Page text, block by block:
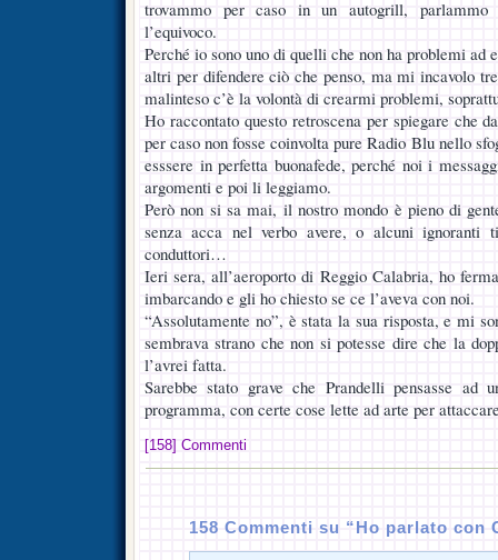
trovammo per caso in un autogrill,
l’equivoco.
Perché io sono uno di quelli che non ha problemi ad
altri per difendere ciò che penso, ma mi incavolo
malinteso c’è la volontà di crearmi problemi,
Ho raccontato questo retroscena per spiegare che
per caso non fosse coinvolta pure Radio Blu nello
esssere in perfetta buonafede, perché noi i
argomenti e poi li leggiamo.
Però non si sa mai, il nostro mondo è pieno di
senza acca nel verbo avere, o alcuni ignoranti
conduttori…
Ieri sera, all’aeroporto di Reggio Calabria, ho
imbarcando e gli ho chiesto se ce l’aveva con noi.
“Assolutamente no”, è stata la sua risposta, e mi
sembrava strano che non si potesse dire che la
l’avrei fatta.
Sarebbe stato grave che Prandelli pensasse ad
programma, con certe cose lette ad arte per
[158] Commenti
158 Commenti su “Ho parlato con